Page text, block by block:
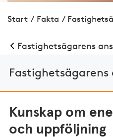
Start / Fakta /
Fastighetsägarens
Fastighetsägarens
Kunskap om
och uppföljning